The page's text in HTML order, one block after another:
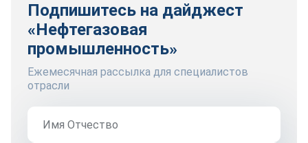
Подпишитесь на дайджест
«Нефтегазовая
промышленность»
Ежемесячная рассылка для специалистов
отрасли